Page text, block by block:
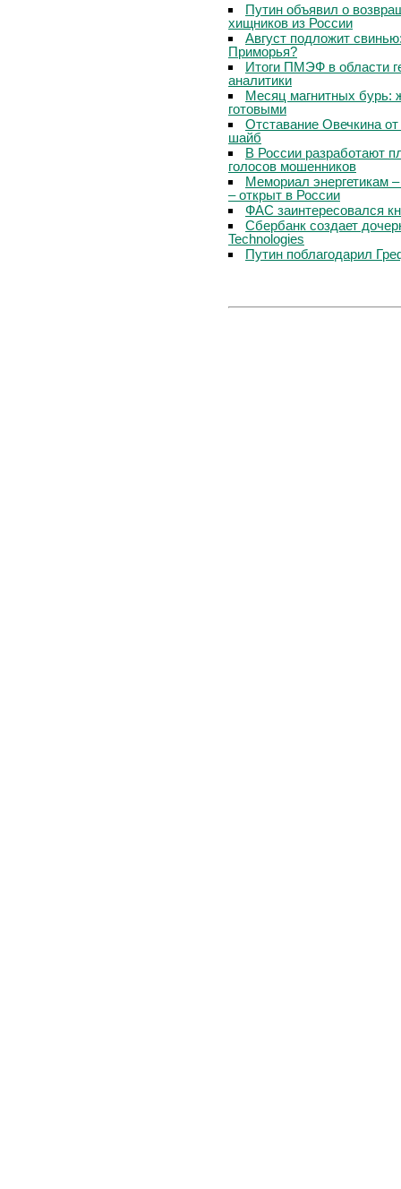
Путин объявил о
хищников из России
Август подложит
Приморья?
Итоги ПМЭФ в области
аналитики
Месяц магнитных бурь:
готовыми
Отставание Овечкина
шайб
В России разработают
голосов мошенников
Мемориал энергетикам
– открыт в России
ФАС заинтересовался
Сбербанк создает
Technologies
Путин поблагодарил